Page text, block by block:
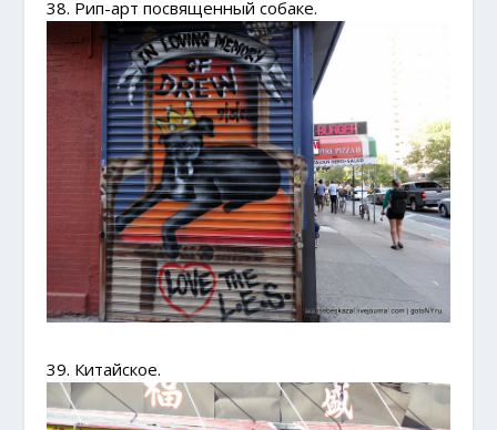
38. Рип-арт посвященный собаке.
39. Китайское.